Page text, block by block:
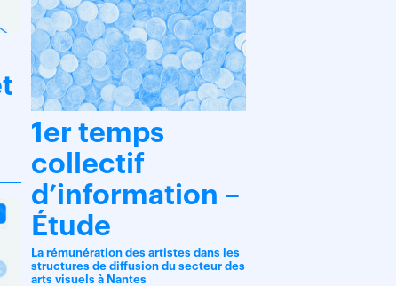
1er temps
collectif
d’information –
Étude
La rémunération des artistes dans les
structures de diffusion du secteur des
arts visuels à Nantes